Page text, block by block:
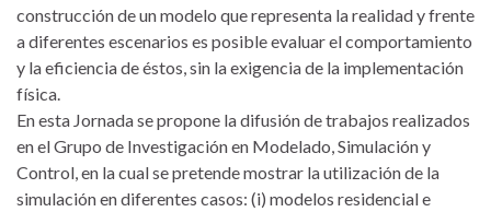
construcción de un modelo que representa la realidad y frente
a diferentes escenarios es posible evaluar el comportamiento
y la eficiencia de éstos, sin la exigencia de la implementación
física.
En esta Jornada se propone la difusión de trabajos realizados
en el Grupo de Investigación en Modelado, Simulación y
Control, en la cual se pretende mostrar la utilización de la
simulación en diferentes casos: (i) modelos residencial e